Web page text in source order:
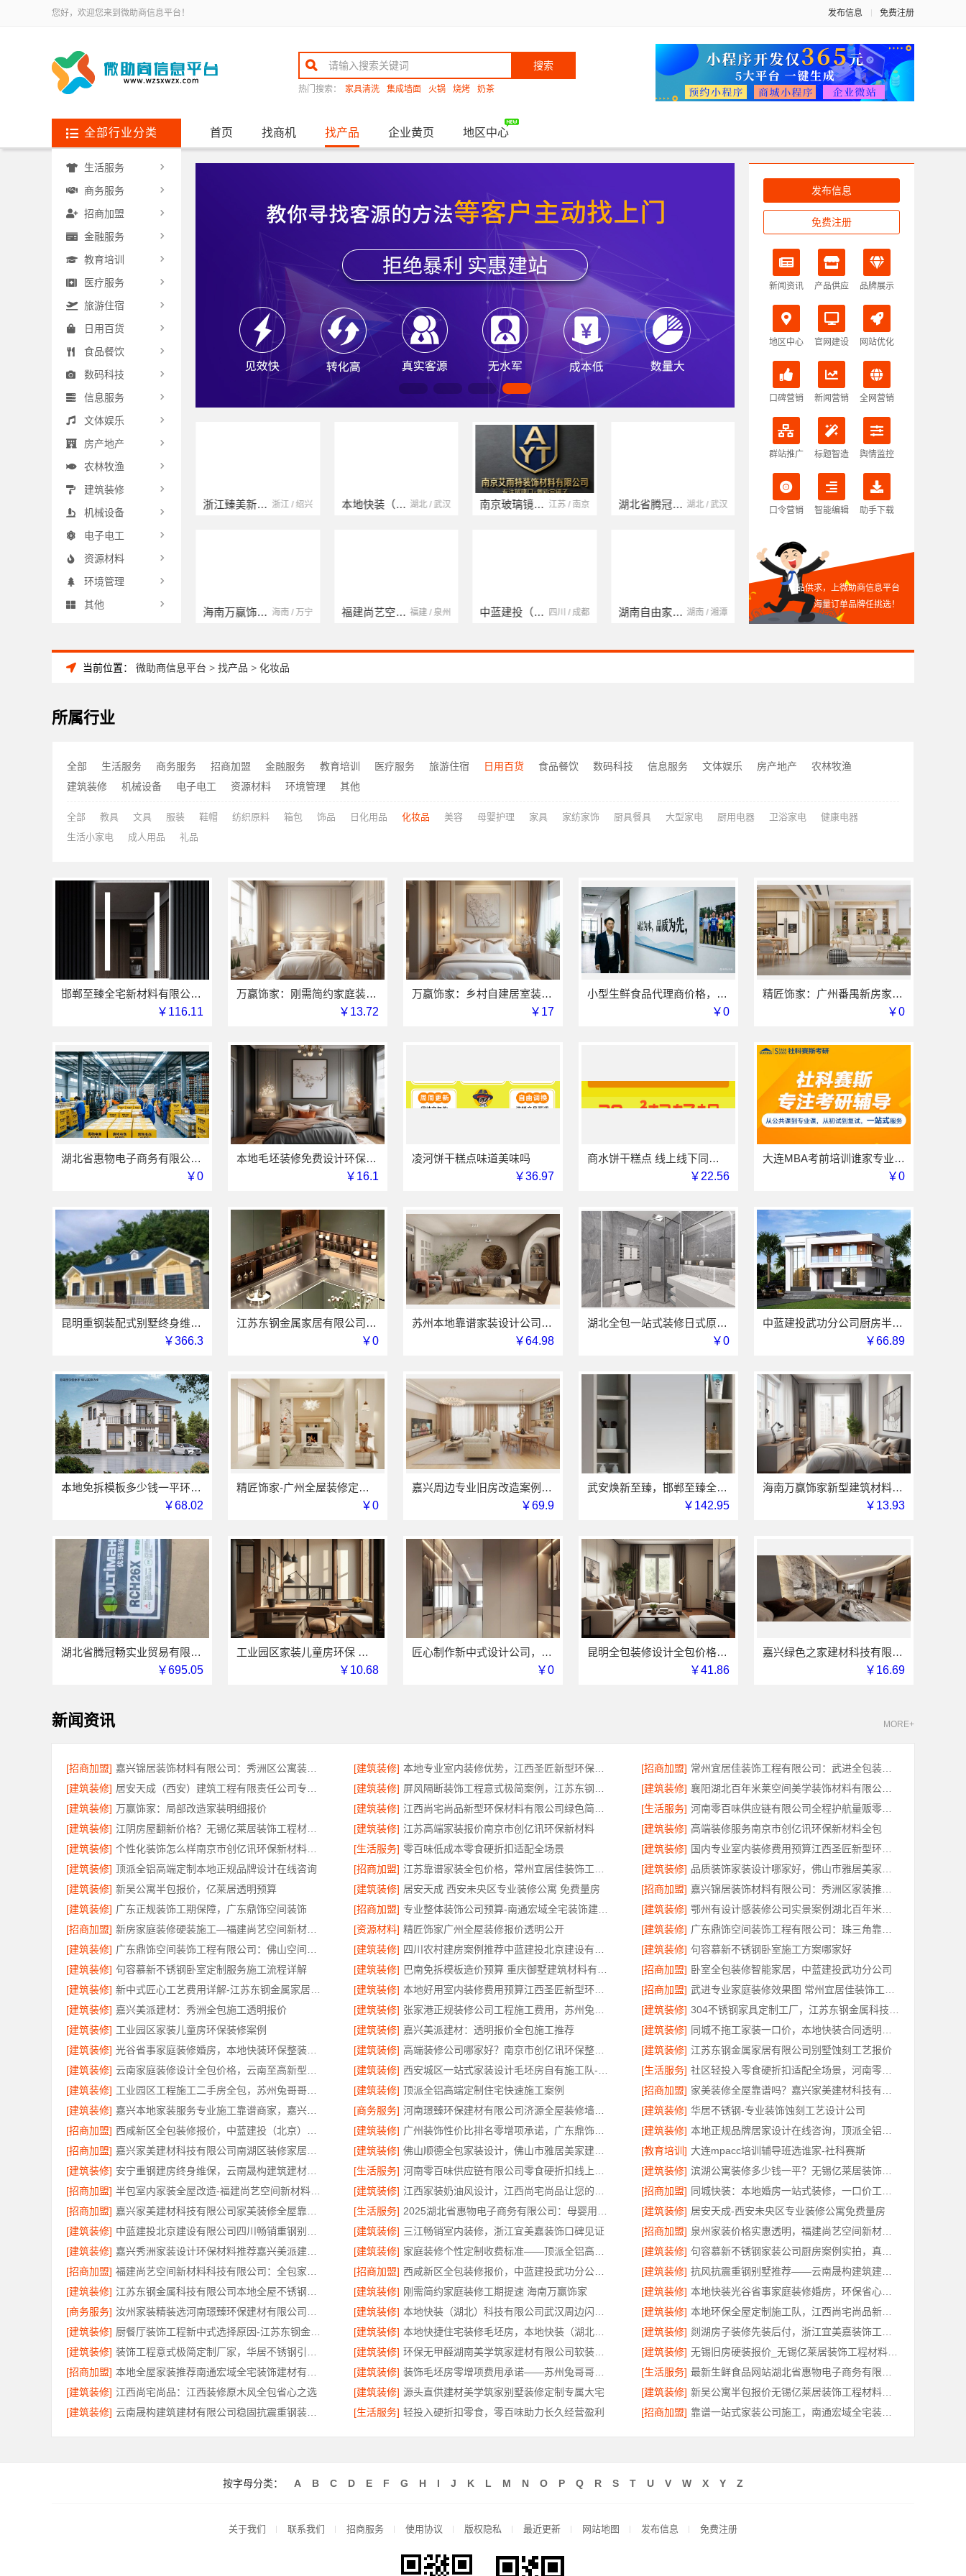
您好，欢迎您来到微助商信息平台！ 发布信息 免费注册
搜索
热门搜索： 家具清洗 集成墙面 火锅 烧烤 奶茶
全部行业分类 首页 找商机 找产品 企业黄页 地区中心
浙江臻美新型建材有限公司 浙江 / 绍兴
海南万赢饰家新型建筑材料有限公司 海南 / 万宁
本地快装（湖北）科技有限公司 湖北 / 武汉
福建尚艺空间新材料科技有限公司 福建 / 泉州
南京玻璃镜子加工厂 江苏 / 南京
中蓝建投（北京）建设有限公司四川第一分公司 四川 / 成都
湖北省腾冠畅实业贸易有限公司 湖北 / 武汉
湖南自由家装饰工程有限公司 湖南 / 湘潭
生活服务
商务服务
招商加盟
金融服务
教育培训
医疗服务
旅游住宿
日用百货
食品餐饮
数码科技
信息服务
文体娱乐
房产地产
农林牧渔
建筑装修
机械设备
电子电工
资源材料
环境管理
其他
发布信息
免费注册
新闻资讯 产品供应 品牌展示
地区中心 官网建设 网站优化
口碑营销 新闻营销 全网营销
群站推广 标题智造 舆情监控
口令营销 智能编辑 助手下载
产品供求，上微助商信息平台
海量订单品牌任挑选！
当前位置： 微助商信息平台 > 找产品 > 化妆品
所属行业
全部 生活服务 商务服务 招商加盟 金融服务 教育培训 医疗服务 旅游住宿 日用百货 食品餐饮 数码科技 信息服务 文体娱乐 房产地产
农林牧渔
建筑装修
机械设备 电子电工 资源材料 环境管理 其他
全部 教具 文具 服装 鞋帽 纺织原料 箱包 饰品 日化用品 化妆品 美容 母婴护理 家具 家纺家饰 厨具餐具 大型家电 厨用电器 卫浴家电
健康电器
生活小家电
成人用品 礼品
邯郸至臻全宅新材料有限公司：永年焕新专业团队打造品质居家
￥116.11
万赢饰家：刚需简约家庭装修工期提速，快速入住无忧
￥13.72
万赢饰家：乡村自建居室装修水电规整，专业施工保障
￥17
小型生鲜食品代理商价格，湖北省惠物电子商务有限公司
￥0
精匠饰家：广州番禺新房家装报价参考
￥0
湖北省惠物电子商务有限公司小型生鲜食品代理商价格
￥0
本地毛坯装修免费设计环保信赖浙江臻美新型建材有限公司
￥16.1
凌河饼干糕点味道美味吗
￥36.97
商水饼干糕点 线上线下同价服务模式
￥22.56
大连MBA考前培训谁家专业 社科赛斯考研服务人才伴您成长
￥0
昆明重钢装配式别墅终身维保，云南晟构建筑建材有限公司维保
￥366.3
江苏东钢金属家居有限公司厨餐厅新中式定制多少钱
￥0
苏州本地靠谱家装设计公司拎包入住选百年豪庭新材料有限公司
￥64.98
湖北全包一站式装修日式原木风快速——同城快装（湖北）科技有限公司
￥0
中蓝建投武功分公司厨房半包装修北欧风案例
￥66.89
本地免拆模板多少钱一平环保材料重庆御墅建筑材料有限公司
￥68.02
精匠饰家-广州全屋装修定制专家
￥0
嘉兴周边专业旧房改造案例，嘉兴美居乐建材科技有限公司
￥69.9
武安焕新至臻，邯郸至臻全宅新材料有限公司为您服务
￥142.95
海南万赢饰家新型建筑材料有限公司免费勘测，同城家装服务
￥13.93
湖北省腾冠畅实业贸易有限公司线上轮胎批发品牌哪里买
￥695.05
工业园区家装儿童房环保 苏州兔哥哥智装新材料有限公司
￥10.68
匠心制作新中式设计公司，华居不锈钢演绎东方韵味
￥0
昆明全包装修设计全包价格，云南至高新型建材有限公司
￥41.86
嘉兴绿色之家建材科技有限公司-本地专业家装公司高端
￥16.69
新闻资讯 MORE+
[招商加盟] [建筑装修] [招商加盟]
[建筑装修]
[建筑装修] [建筑装修]
[建筑装修] 万赢饰家：局部改造家装明细报价 [建筑装修] [生活服务]
[建筑装修]
[建筑装修] 江苏高端家装报价南京市创亿讯环保新材料 [建筑装修] 高端装修服务南京市创亿讯环保新材料全包
[建筑装修]
[生活服务] 零百味低成本零食硬折扣适配全场景 [建筑装修]
[建筑装修] 顶派全铝高端定制本地正规品牌设计在线咨询 [招商加盟] [建筑装修]
[建筑装修] 新吴公寓半包报价，亿莱居透明预算 [建筑装修] 居安天成 西安未央区专业装修公寓 免费量房 [招商加盟]
[建筑装修] 广东正规装饰工期保障，广东鼎饰空间装饰 [招商加盟] [建筑装修]
[招商加盟]
[资源材料] 精匠饰家广州全屋装修报价透明公开 [建筑装修]
[建筑装修]
[建筑装修] [建筑装修] 句容慕新不锈钢卧室施工方案哪家好
[建筑装修] 句容慕新不锈钢卧室定制服务施工流程详解 [建筑装修] [招商加盟] 卧室全包装修智能家居，中蓝建投武功分公司
[建筑装修]
[建筑装修] [招商加盟]
[建筑装修] 嘉兴美派建材：秀洲全包施工透明报价 [建筑装修] [建筑装修]
[建筑装修] 工业园区家装儿童房环保装修案例 [建筑装修] 嘉兴美派建材：透明报价全包施工推荐 [建筑装修]
[建筑装修]
[建筑装修] [建筑装修] 江苏东钢金属家居有限公司别墅蚀刻工艺报价
[建筑装修]
[建筑装修] [生活服务]
[建筑装修]
[建筑装修] 顶派全铝高端定制住宅快速施工案例 [招商加盟]
[建筑装修]
[商务服务] [建筑装修] 华居不锈钢-专业装饰蚀刻工艺设计公司
[招商加盟]
[建筑装修] [建筑装修]
[招商加盟]
[建筑装修] [教育培训] 大连mpacc培训辅导班选谁家-社科赛斯
[建筑装修]
[生活服务] [建筑装修]
[招商加盟]
[建筑装修] [招商加盟]
[招商加盟]
[生活服务] [建筑装修] 居安天成-西安未央区专业装修公寓免费量房
[建筑装修]
[建筑装修] 三江畅销室内装修，浙江宜美嘉装饰口碑见证 [招商加盟]
[建筑装修]
[建筑装修] [建筑装修]
[招商加盟]
[招商加盟] [建筑装修]
[建筑装修]
[建筑装修] 刚需简约家庭装修工期提速 海南万赢饰家 [建筑装修]
[商务服务]
[建筑装修] [建筑装修]
[建筑装修]
[建筑装修] [建筑装修]
[建筑装修]
[建筑装修] [建筑装修]
[招商加盟]
[建筑装修] [生活服务]
[建筑装修] 江西尚宅尚品：江西装修原木风全包省心之选 [建筑装修] 源头直供建材美学筑家别墅装修定制专属大宅 [建筑装修]
[建筑装修]
[生活服务] 轻投入硬折扣零食，零百味助力长久经营盈利 [招商加盟]
按字母分类： A B C D E F G H I J K L M N O P Q R S T U V W X Y Z
关于我们 联系我们 招商服务 使用协议 版权隐私 最近更新 网站地图 发布信息 免费注册